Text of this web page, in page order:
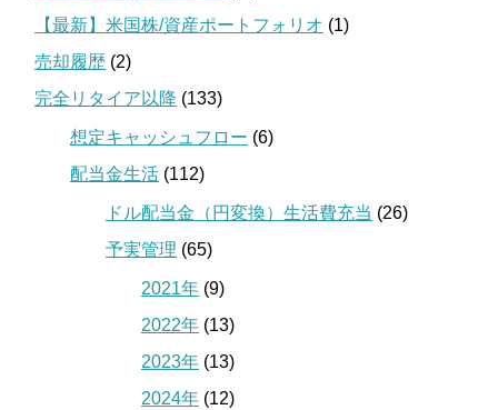
【最新】米国株/資産ポートフォリオ (1)
売却履歴 (2)
完全リタイア以降 (133)
想定キャッシュフロー (6)
配当金生活 (112)
ドル配当金（円変換）生活費充当 (26)
予実管理 (65)
2021年 (9)
2022年 (13)
2023年 (13)
2024年 (12)